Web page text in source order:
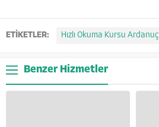
ETİKETLER: Hızlı Okuma Kursu Ardanuç
Benzer Hizmetler